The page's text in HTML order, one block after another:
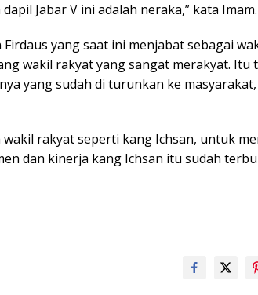
Jabar V ini adalah neraka,” kata Imam.
yang saat ini menjabat sebagai
wakil rakyat yang sangat merakyat. Itu
yang sudah di turunkan ke masyarakat,
rakyat seperti kang Ichsan, untuk
dan kinerja kang Ichsan itu sudah